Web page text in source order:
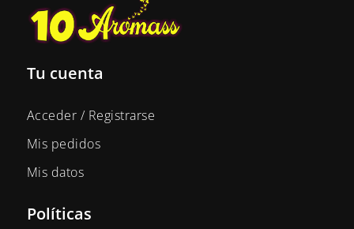
Tu cuenta
Acceder / Registrarse
Mis pedidos
Mis datos
Políticas